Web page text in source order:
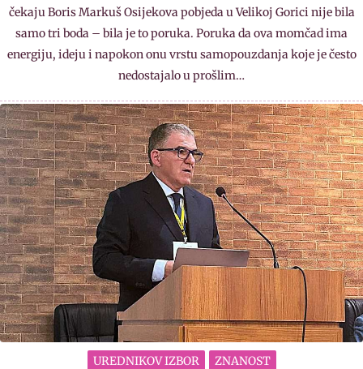
čekaju Boris Markuš Osijekova pobjeda u Velikoj Gorici nije bila
samo tri boda – bila je to poruka. Poruka da ova momčad ima
energiju, ideju i napokon onu vrstu samopouzdanja koje je često
nedostajalo u prošlim…
UREDNIKOV IZBOR ZNANOST